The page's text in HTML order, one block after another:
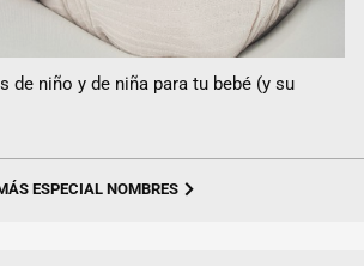
de niño y de niña para tu bebé (y su
ESPECIAL NOMBRES